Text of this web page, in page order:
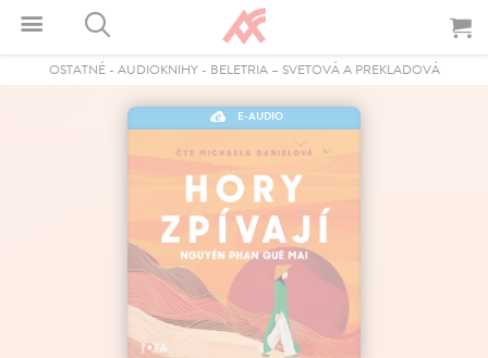
OSTATNÉ- AUDIOKNIHY- BELETRIA – SVETOVÁ A PREKLADOVÁ
E-AUDIO